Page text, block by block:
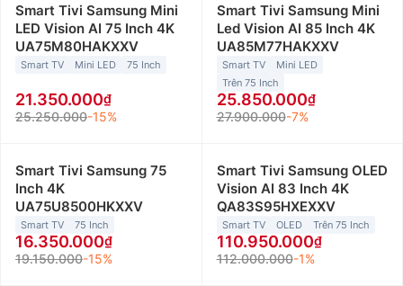
Smart Tivi Samsung Mini
LED Vision AI 75 Inch 4K
UA75M80HAKXXV
Smart TV Mini LED 75 Inch
21.350.000
25.250.000-15%
Smart Tivi Samsung Mini
Led Vision AI 85 Inch 4K
UA85M77HAKXXV
Smart TV
Mini LED
Trên 75 Inch
25.850.000
27.900.000-7%
Smart Tivi Samsung 75
Inch 4K
UA75U8500HKXXV
Smart TV 75 Inch
16.350.000
19.150.000-15%
Smart Tivi Samsung OLED
Vision AI 83 Inch 4K
QA83S95HXEXXV
Smart TV OLED Trên 75 Inch
110.950.000
112.000.000-1%